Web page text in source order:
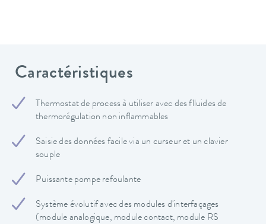
Caractéristiques
Thermostat de process à utiliser avec des flluides de
thermorégulation non inflammables
Saisie des données facile via un curseur et un clavier
souple
Puissante pompe refoulante
Système évolutif avec des modules d'interfaçages
(module analogique, module contact, module RS